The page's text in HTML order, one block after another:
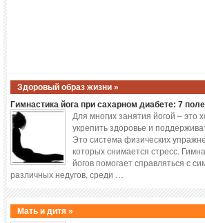
Здоровый образ жизни »
Гимнастика йога при сахарном диабете: 7
Для многих занятия йогой – это
укрепить здоровье и
Это система физических
которых снимается стресс.
йогов помогает справляться с
различных недугов, среди …
Мать и дитя »